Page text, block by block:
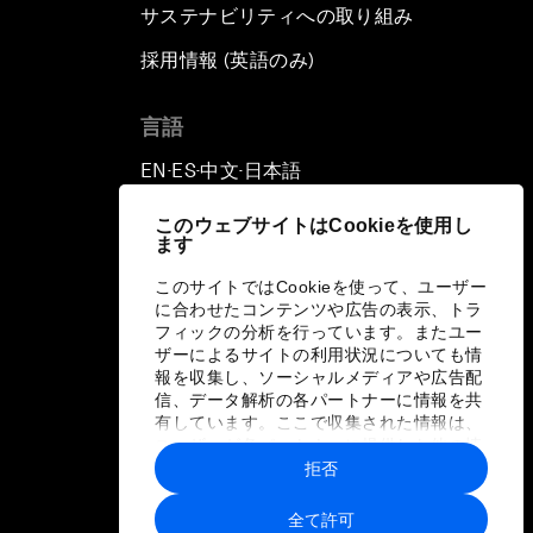
このウェブサイトはCookieを使用し
ます
このサイトではCookieを使って、ユーザー
に合わせたコンテンツや広告の表示、トラ
フィックの分析を行っています。またユー
ザーによるサイトの利用状況についても情
報を収集し、ソーシャルメディアや広告配
信、データ解析の各パートナーに情報を共
有しています。ここで収集された情報は、
ユーザーが各パートナーに提供した他の情
報や各パートナーのサービスを使用した際
に収集された情報と組み合わされ、各パー
トナーによって使用されることがありま
全て許可
拒否
サステナビリティへの取り組み
採用情報 (英語のみ)
言語
EN ▪ ES▪中文▪ 日本語